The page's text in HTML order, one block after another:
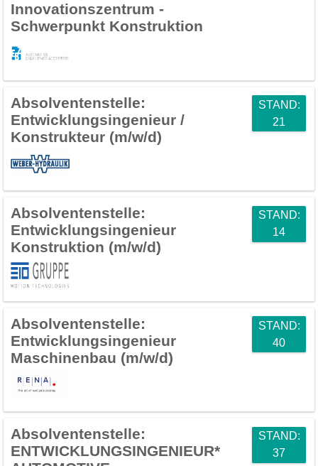
Innovationszentrum -
Schwerpunkt Konstruktion
Absolventenstelle:
Entwicklungsingenieur /
Konstrukteur (m/w/d)
STAND:
21
Absolventenstelle:
Entwicklungsingenieur
Konstruktion (m/w/d)
STAND:
14
Absolventenstelle:
Entwicklungsingenieur
Maschinenbau (m/w/d)
STAND:
40
Absolventenstelle:
ENTWICKLUNGSINGENIEUR*
STAND:
37